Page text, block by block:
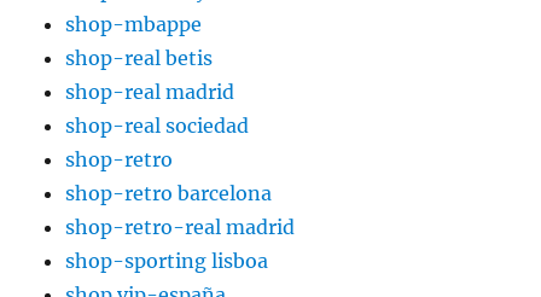
shop-mbappe
shop-real betis
shop-real madrid
shop-real sociedad
shop-retro
shop-retro barcelona
shop-retro-real madrid
shop-sporting lisboa